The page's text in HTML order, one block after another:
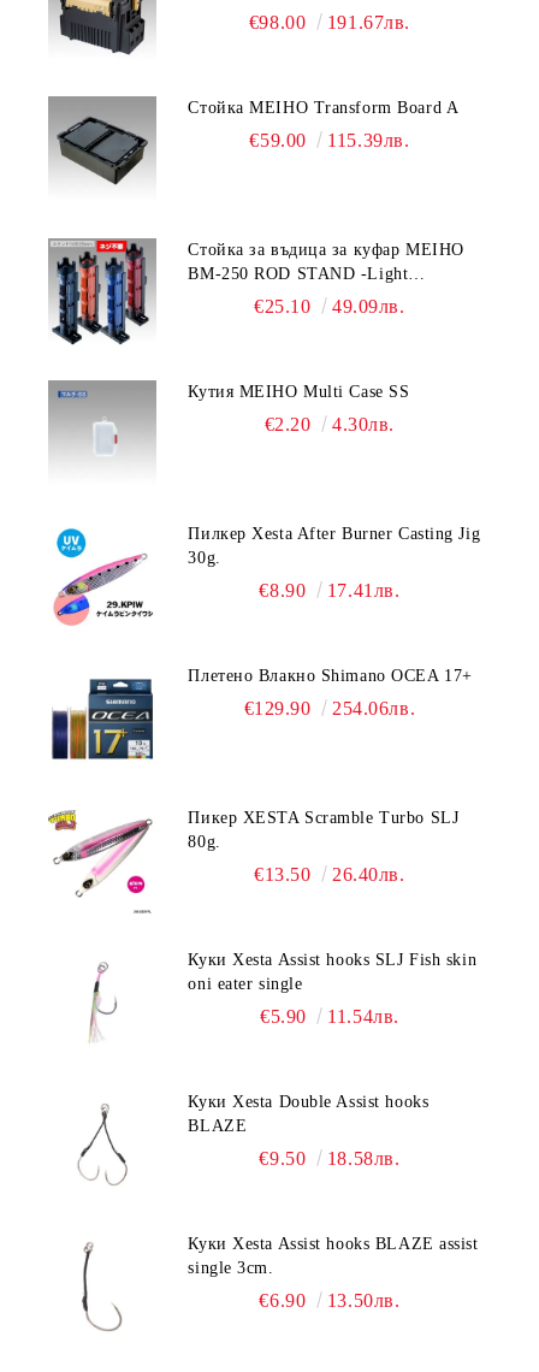
€98.00 191.67лв.
Стойка MEIHO Transform Board A
€59.00 115.39лв.
Стойка за въдица за куфар MEIHO
BM-250 ROD STAND -Light
Blue/Black color
€25.10 49.09лв.
Кутия MEIHO Multi Case SS
€2.20 4.30лв.
Пилкер Xesta After Burner Casting Jig
30g.
€8.90 17.41лв.
Плетено Влакно Shimano OCEA 17+
€129.90 254.06лв.
Пикер XESTA Scramble Turbo SLJ
80g.
€13.50 26.40лв.
Куки Xesta Assist hooks SLJ Fish skin
oni eater single
€5.90 11.54лв.
Куки Xesta Double Assist hooks
BLAZE
€9.50 18.58лв.
Куки Xesta Assist hooks BLAZE assist
single 3cm.
€6.90 13.50лв.